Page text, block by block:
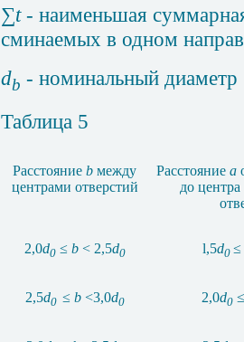
∑t - наименьшая
сминаемых в одном
db - номинальный диаметр
Таблица 5
Расстояние b между
центрами отверстий
Расстояние a
до
2,0d0≤ b< 2,5d0 l,5d0 ≤
2,5d0 ≤ b <3,0d0 2,0d0